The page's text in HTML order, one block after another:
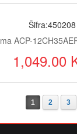
Šifra:450208
ACP-
1,049.00
1 2 3